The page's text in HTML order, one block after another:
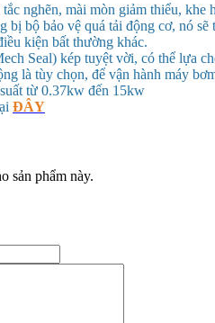
nghẽn, mài mòn giảm thiểu, khe
bị bộ bảo vệ quá tải động cơ, nó
kiện bất thường khác.
Seal) kép tuyệt vời, có thể lựa
là tùy chọn, để vận hành máy
từ 0.37kw đến 15kw
ĐÂY
sản phẩm này.